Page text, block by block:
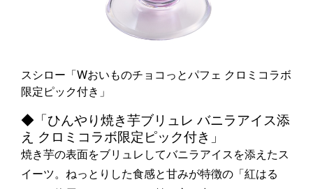
スシロー「Wおいものチョコっとパフェ クロミコラボ
限定ピック付き」
◆「ひんやり焼き芋ブリュレ バニラアイス添
え クロミコラボ限定ピック付き」
焼き芋の表面をブリュレしてバニラアイスを添えたス
イーツ。ねっとりした食感と甘みが特徴の「紅はる